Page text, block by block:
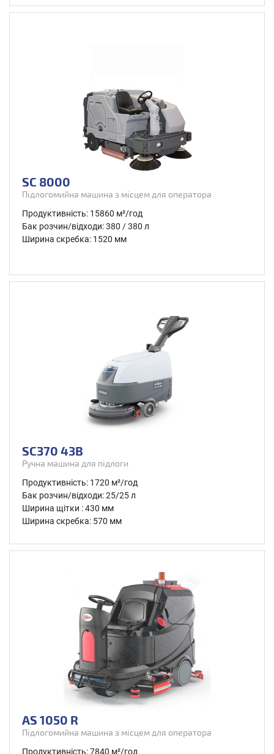
SC 8000
Підлогомийна машина з місцем для оператора
Продуктивність: 15860 м²/год
Бак розчин/відходи: 380 / 380 л
Ширина скребка: 1520 мм
SC370 43B
Ручна машина для підлоги
Продуктивність: 1720 м²/год
Бак розчин/відходи: 25/25 л
Ширина щітки : 430 мм
Ширина скребка: 570 мм
AS 1050 R
Підлогомийна машина з місцем для оператора
Продуктивність: 7840 м²/год